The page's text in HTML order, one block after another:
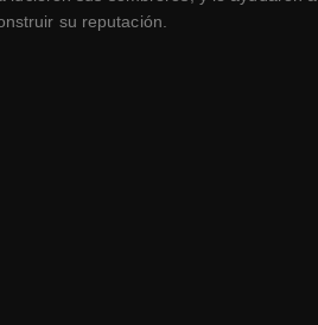
su reputación.